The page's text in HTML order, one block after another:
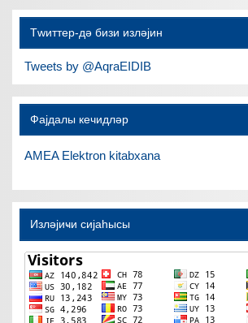
Тwиттер-дә бизи изләјин
Tweets by @AqraEIDIB
Фајдалы кечидләр
AMEA Elektron kitabxana
Изләјиҹи сијаһысы